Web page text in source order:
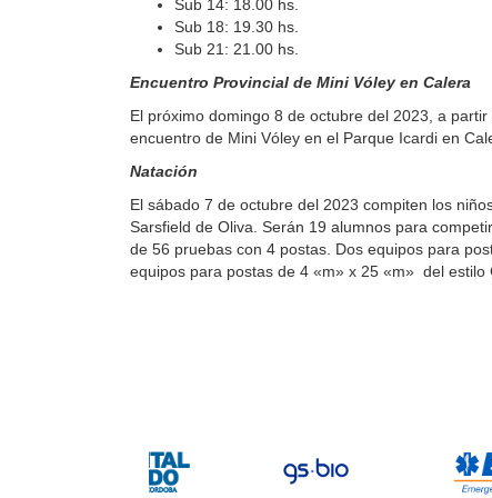
Sub 14: 18.00 hs.
Sub 18: 19.30 hs.
Sub 21: 21.00 hs.
Encuentro Provincial de Mini Vóley en Calera
El próximo domingo 8 de octubre del 2023, a
encuentro de Mini Vóley en el Parque Icardi en
Natación
El sábado 7 de octubre del 2023 compiten los
Sarsfield de Oliva. Serán 19 alumnos para
de 56 pruebas con 4 postas. Dos equipos para
equipos para postas de 4 «m» x 25 «m» del estilo